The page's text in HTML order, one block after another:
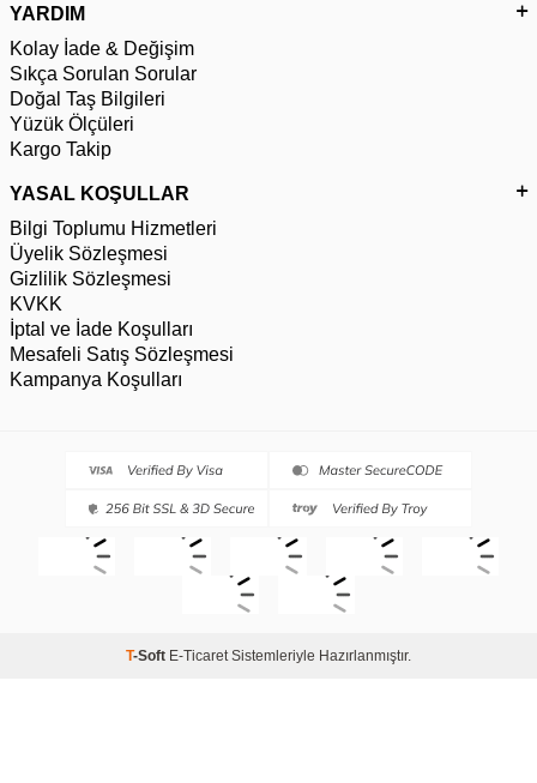
YARDIM
Kolay İade & Değişim
Sıkça Sorulan Sorular
Doğal Taş Bilgileri
Yüzük Ölçüleri
Kargo Takip
YASAL KOŞULLAR
Bilgi Toplumu Hizmetleri
Üyelik Sözleşmesi
Gizlilik Sözleşmesi
KVKK
İptal ve İade Koşulları
Mesafeli Satış Sözleşmesi
Kampanya Koşulları
T-Soft E-Ticaret Sistemleriyle Hazırlanmıştır.